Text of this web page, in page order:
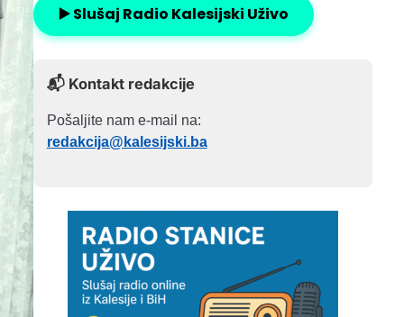
▶️ Slušaj Radio Kalesijski Uživo
📬 Kontakt redakcije
Pošaljite nam e-mail na:
redakcija@kalesijski.ba